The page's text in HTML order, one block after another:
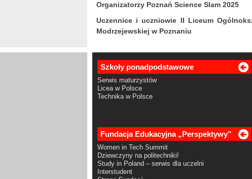
Organizatorzy Poznań Science Slam 2025
Uczennice i uczniowie II Liceum
Modrzejewskiej w Poznaniu
Szkoły ponadpodstawowe
Serwis maturzystów
Licea w Polsce
Technika w Polsce
Fundacja Edukacyjna „Perspektywy”
Women in Tech Summit
Dziewczyny na politechniki!
Study in Poland – serwis dla uczelni
Interstudent